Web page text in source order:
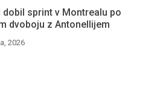
dobil sprint v Montrealu po
dvoboju z Antonellijem
2026